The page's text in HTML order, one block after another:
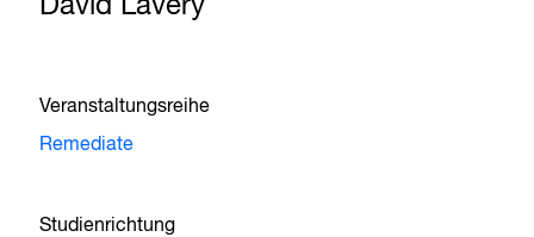
David Lavery
Veranstaltungsreihe
Remediate
Studienrichtung